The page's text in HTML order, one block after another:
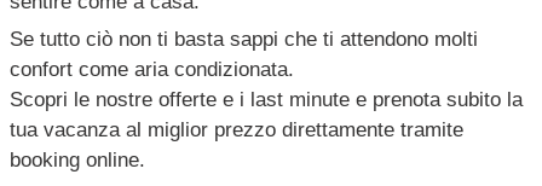
Se tutto ciò non ti basta sappi che ti attendono molti
confort come aria condizionata.
Scopri le nostre offerte e i last minute e prenota subito la
tua vacanza al miglior prezzo direttamente tramite
booking online.